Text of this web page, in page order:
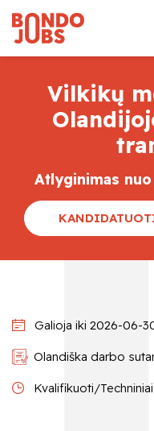
Darbas
Darbas
Darbas
Tiesioginis
Kvalifikuoti
Vilkikų
Atlyginimas
Galioja iki 2026-06-
Olandiška darbo
Kvalifikuoti/